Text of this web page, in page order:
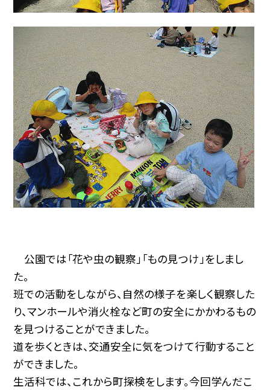
公園では「花や虫の観察」「もの見つけ」をしまし
た。
班での活動をしながら、自然の様子を楽しく観察した
り、マンホールや消火栓など町の安全にかかわるもの
を見つけることができました。
道を歩くときは、交通安全に気をつけて行動すること
ができました。
生活科では、これから町探検をします。今回学んだこ